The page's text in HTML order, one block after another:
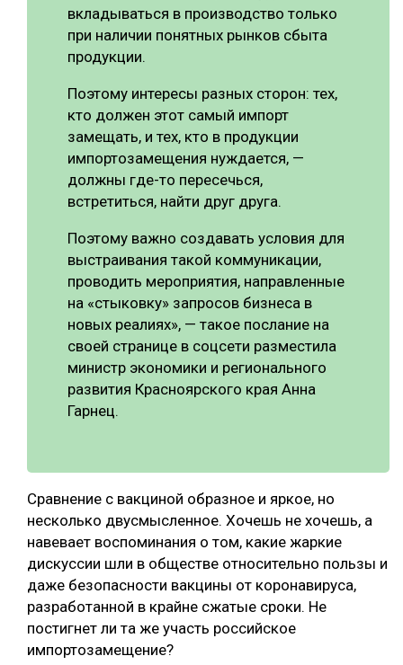
вкладываться в производство только
при наличии понятных рынков сбыта
продукции.
Поэтому интересы разных сторон: тех,
кто должен этот самый импорт
замещать, и тех, кто в продукции
импортозамещения нуждается, —
должны где-то пересечься,
встретиться, найти друг друга.
Поэтому важно создавать условия для
выстраивания такой коммуникации,
проводить мероприятия, направленные
на «стыковку» запросов бизнеса в
новых реалиях», — такое послание на
своей странице в соцсети разместила
министр экономики и регионального
развития Красноярского края Анна
Гарнец.
Сравнение с вакциной образное и яркое, но
несколько двусмысленное. Хочешь не хочешь, а
навевает воспоминания о том, какие жаркие
дискуссии шли в обществе относительно пользы и
даже безопасности вакцины от коронавируса,
разработанной в крайне сжатые сроки. Не
постигнет ли та же участь российское
импортозамещение?